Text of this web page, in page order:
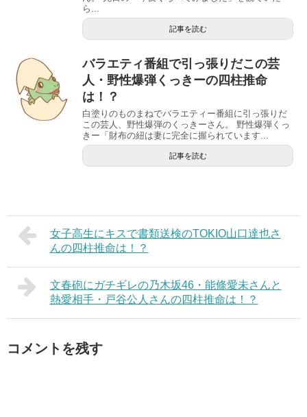
ら...
記事を読む
バラエティ番組で引っ張りだこの芸
人・野性爆弾くっきーの四柱推命
は！？
白塗りのものまねでバラエティー番組に引っ張りだ
この芸人、野性爆弾のくっきーさん。 野性爆弾くっ
きー「財布の紐は妻に完全に握られています...
記事を読む
女子高生にキスで書類送検のTOKIO山口達也さ
んの四柱推命は！？
文春砲にガチギレの乃木坂46・能條愛未さんと
熱愛相手・戸谷公人さんの四柱推命は！？
コメントを残す